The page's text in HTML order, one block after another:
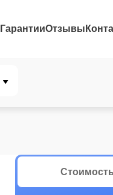
ГарантииОтзывы